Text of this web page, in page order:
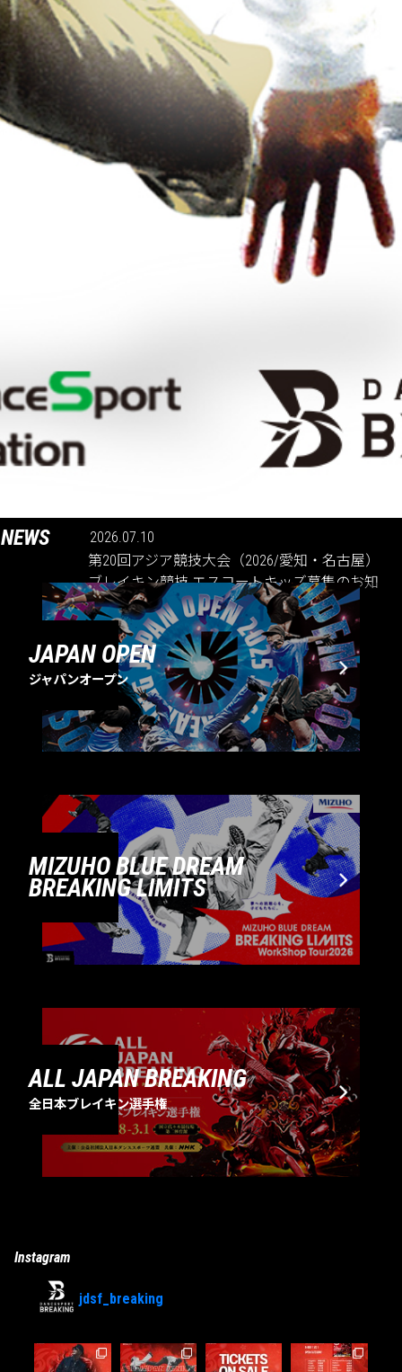
NEWS
2026.07.10
第20回アジア競技大会（2026/愛知・名古屋）
ブレイキン競技 エスコートキッズ募集のお知
らせ
JAPAN OPEN
ジャパンオープン
MIZUHO BLUE DREAM
BREAKING LIMITS
ALL JAPAN BREAKING
全日本ブレイキン選手権
Instagram
jdsf_breaking